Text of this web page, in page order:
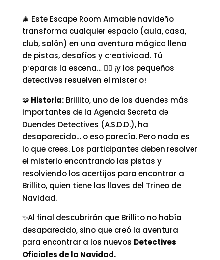
🎄 Este Escape Room Armable navideño
transforma cualquier espacio (aula, casa,
club, salón) en una aventura mágica llena
de pistas, desafíos y creatividad. Tú
preparas la escena… 🕵‍♀ ¡y los pequeños
detectives resuelven el misterio!
🧩 Historia:Brillito, uno de los duendes más
importantes de la Agencia Secreta de
Duendes Detectives (A.S.D.D.), ha
desaparecido… o eso parecía. Pero nada es
lo que crees. Los participantes deben resolver
el misterio encontrando las pistas y
resolviendo los acertijos para encontrar a
Brillito, quien tiene las llaves del Trineo de
Navidad.
✨Al final descubrirán que Brillito no había
desaparecido, sino que creó la aventura
para encontrar a los nuevos Detectives
Oficiales de la Navidad.